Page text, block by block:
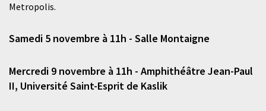
Metropolis.
Samedi 5 novembre à 11h - Salle Montaigne
Mercredi 9 novembre à 11h - Amphithéâtre Jean-Paul
II, Université Saint-Esprit de Kaslik